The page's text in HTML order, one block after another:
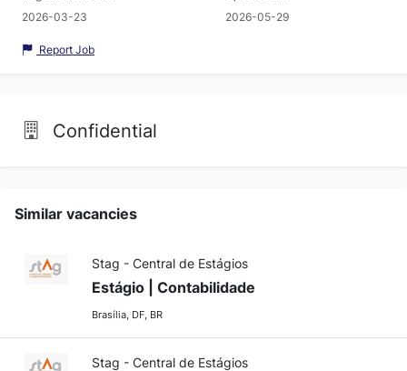
2026-03-23
2026-05-29
Report Job
Confidential
Similar vacancies
Stag - Central de Estágios
Estágio | Contabilidade
Brasília, DF, BR
Stag - Central de Estágios